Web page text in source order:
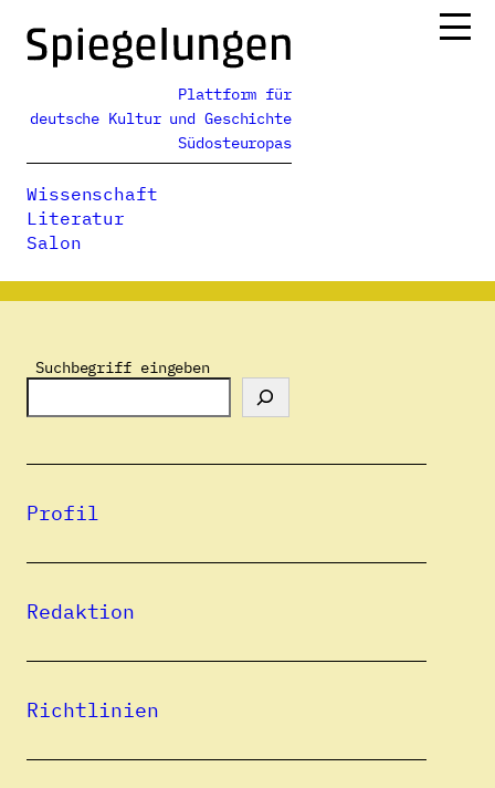
Inhalt
springen
Plattform für
deutsche Kultur und Geschichte
Südosteuropas
Wissenschaft
Literatur
Salon
Über uns
Podcasts
Suchbegriff eingeben
Profil
Redaktion
Richtlinien
Catalin Dorian Florescu ist 1967
medizinischen Gründen erfolgte 1976 und
führte den Jungen mit seinem Vater über
neues Leben aufbauen konnten und hinter